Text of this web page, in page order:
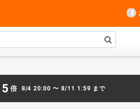
5 倍 8/4 20:00 〜 8/11 1:59 まで